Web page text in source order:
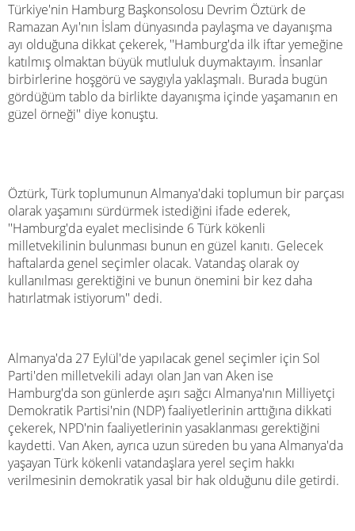
Türkiye'nin Hamburg Başkonsolosu Devrim Öztürk de
Ramazan Ayı'nın İslam dünyasında paylaşma ve dayanışma
ayı olduğuna dikkat çekerek, ''Hamburg'da ilk iftar yemeğine
katılmış olmaktan büyük mutluluk duymaktayım. İnsanlar
birbirlerine hoşgörü ve saygıyla yaklaşmalı. Burada bugün
gördüğüm tablo da birlikte dayanışma içinde yaşamanın en
güzel örneği'' diye konuştu.
Öztürk, Türk toplumunun Almanya'daki toplumun bir parçası
olarak yaşamını sürdürmek istediğini ifade ederek,
''Hamburg'da eyalet meclisinde 6 Türk kökenli
milletvekilinin bulunması bunun en güzel kanıtı. Gelecek
haftalarda genel seçimler olacak. Vatandaş olarak oy
kullanılması gerektiğini ve bunun önemini bir kez daha
hatırlatmak istiyorum'' dedi.
Almanya'da 27 Eylül'de yapılacak genel seçimler için Sol
Parti'den milletvekili adayı olan Jan van Aken ise
Hamburg'da son günlerde aşırı sağcı Almanya'nın Milliyetçi
Demokratik Partisi'nin (NDP) faaliyetlerinin arttığına dikkati
çekerek, NPD'nin faaliyetlerinin yasaklanması gerektiğini
kaydetti. Van Aken, ayrıca uzun süreden bu yana Almanya'da
yaşayan Türk kökenli vatandaşlara yerel seçim hakkı
verilmesinin demokratik yasal bir hak olduğunu dile getirdi.